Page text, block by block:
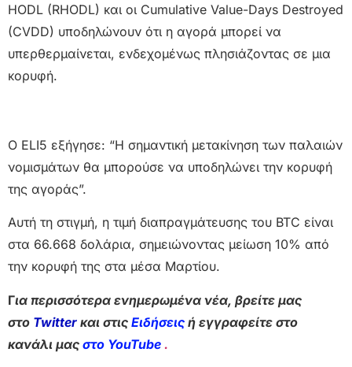
HODL (RHODL) και οι Cumulative Value-Days Destroyed
(CVDD) υποδηλώνουν ότι η αγορά μπορεί να
υπερθερμαίνεται, ενδεχομένως πλησιάζοντας σε μια
κορυφή.
O ELI5 εξήγησε: “Η σημαντική μετακίνηση των παλαιών
νομισμάτων θα μπορούσε να υποδηλώνει την κορυφή
της αγοράς”.
Αυτή τη στιγμή, η τιμή διαπραγμάτευσης του BTC είναι
στα 66.668 δολάρια, σημειώνοντας μείωση 10% από
την κορυφή της στα μέσα Μαρτίου.
Για περισσότερα ενημερωμένα νέα, βρείτε μας
στο Twitter και στις Ειδήσεις ή εγγραφείτε στο
κανάλι μας στο YouTube .